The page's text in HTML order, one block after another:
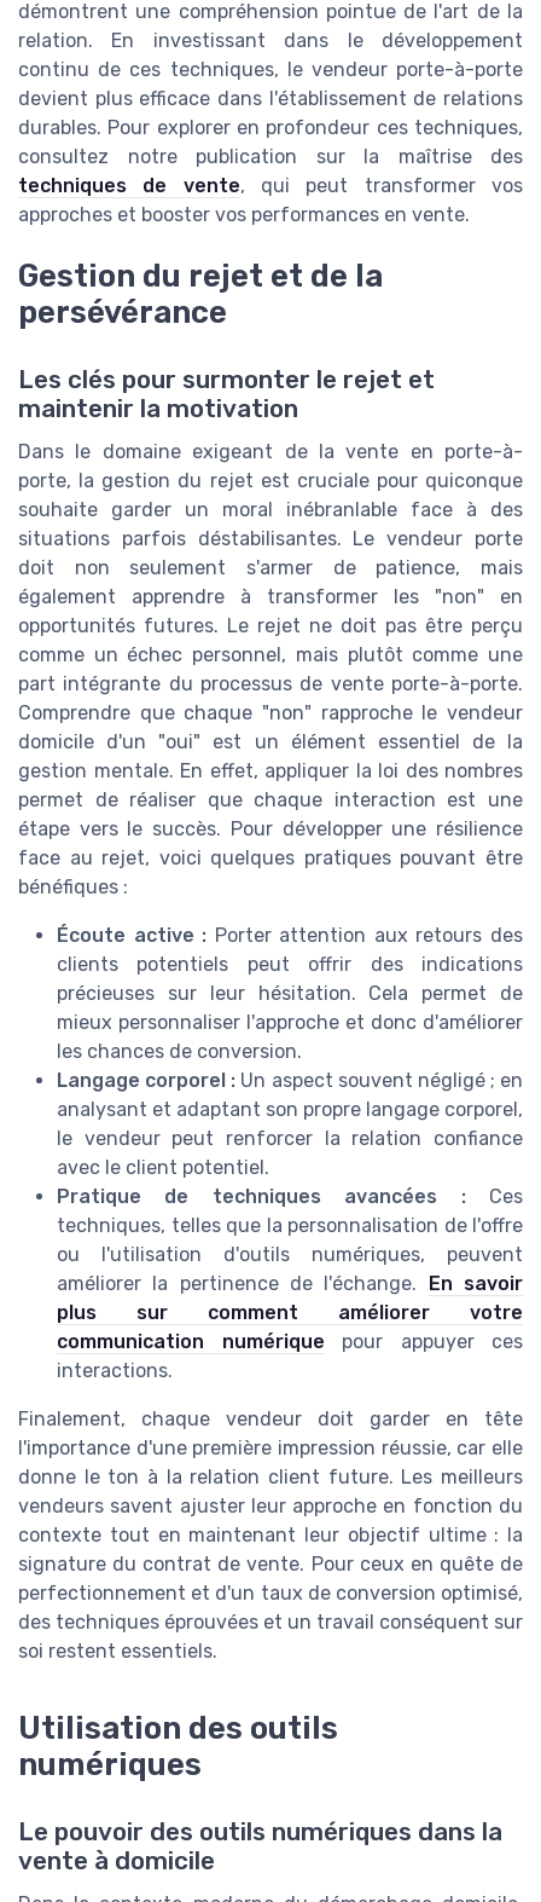
démontrent une compréhension pointue de l'art de la
relation. En investissant dans le développement
continu de ces techniques, le vendeur porte-à-porte
devient plus efficace dans l'établissement de relations
durables. Pour explorer en profondeur ces techniques,
consultez notre publication sur la maîtrise des
techniques de vente, qui peut transformer vos
approches et booster vos performances en vente.
Gestion du rejet et de la
persévérance
Les clés pour surmonter le rejet et
maintenir la motivation
Dans le domaine exigeant de la vente en porte-à-
porte, la gestion du rejet est cruciale pour quiconque
souhaite garder un moral inébranlable face à des
situations parfois déstabilisantes. Le vendeur porte
doit non seulement s'armer de patience, mais
également apprendre à transformer les "non" en
opportunités futures. Le rejet ne doit pas être perçu
comme un échec personnel, mais plutôt comme une
part intégrante du processus de vente porte-à-porte.
Comprendre que chaque "non" rapproche le vendeur
domicile d'un "oui" est un élément essentiel de la
gestion mentale. En effet, appliquer la loi des nombres
permet de réaliser que chaque interaction est une
étape vers le succès. Pour développer une résilience
face au rejet, voici quelques pratiques pouvant être
bénéfiques :
Écoute active : Porter attention aux retours des
clients potentiels peut offrir des indications
précieuses sur leur hésitation. Cela permet de
mieux personnaliser l'approche et donc d'améliorer
les chances de conversion.
Langage corporel : Un aspect souvent négligé ; en
analysant et adaptant son propre langage corporel,
le vendeur peut renforcer la relation confiance
avec le client potentiel.
Pratique de techniques avancées :Ces
techniques, telles que la personnalisation de l'offre
ou l'utilisation d'outils numériques, peuvent
améliorer la pertinence de l'échange. En savoir
plus sur comment améliorer votre
communication numérique pour appuyer ces
interactions.
Finalement, chaque vendeur doit garder en tête
l'importance d'une première impression réussie, car elle
donne le ton à la relation client future. Les meilleurs
vendeurs savent ajuster leur approche en fonction du
contexte tout en maintenant leur objectif ultime : la
signature du contrat de vente. Pour ceux en quête de
perfectionnement et d'un taux de conversion optimisé,
des techniques éprouvées et un travail conséquent sur
soi restent essentiels.
Utilisation des outils
numériques
Le pouvoir des outils numériques dans la
vente à domicile